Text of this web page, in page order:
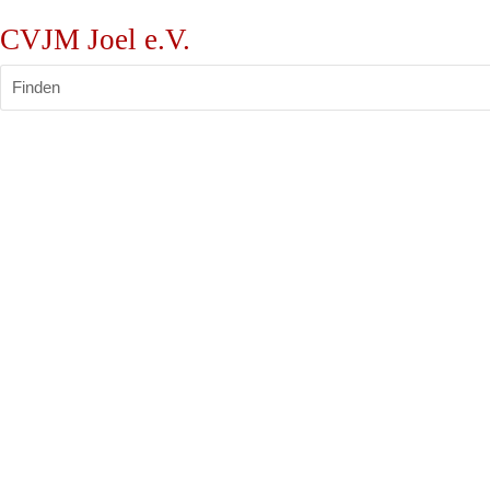
CVJM Joel e.V.
Finden